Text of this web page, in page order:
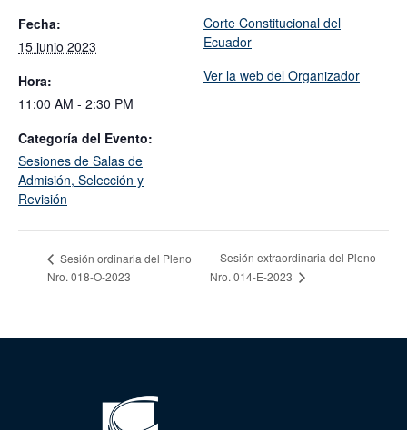
Fecha:
15 junio 2023
Hora:
11:00 AM - 2:30 PM
Categoría del Evento:
Sesiones de Salas de
Admisión, Selección y
Revisión
Corte Constitucional del
Ecuador
Ver la web del Organizador
Sesión ordinaria del Pleno
Nro. 018-O-2023
Sesión extraordinaria del Pleno
Nro. 014-E-2023